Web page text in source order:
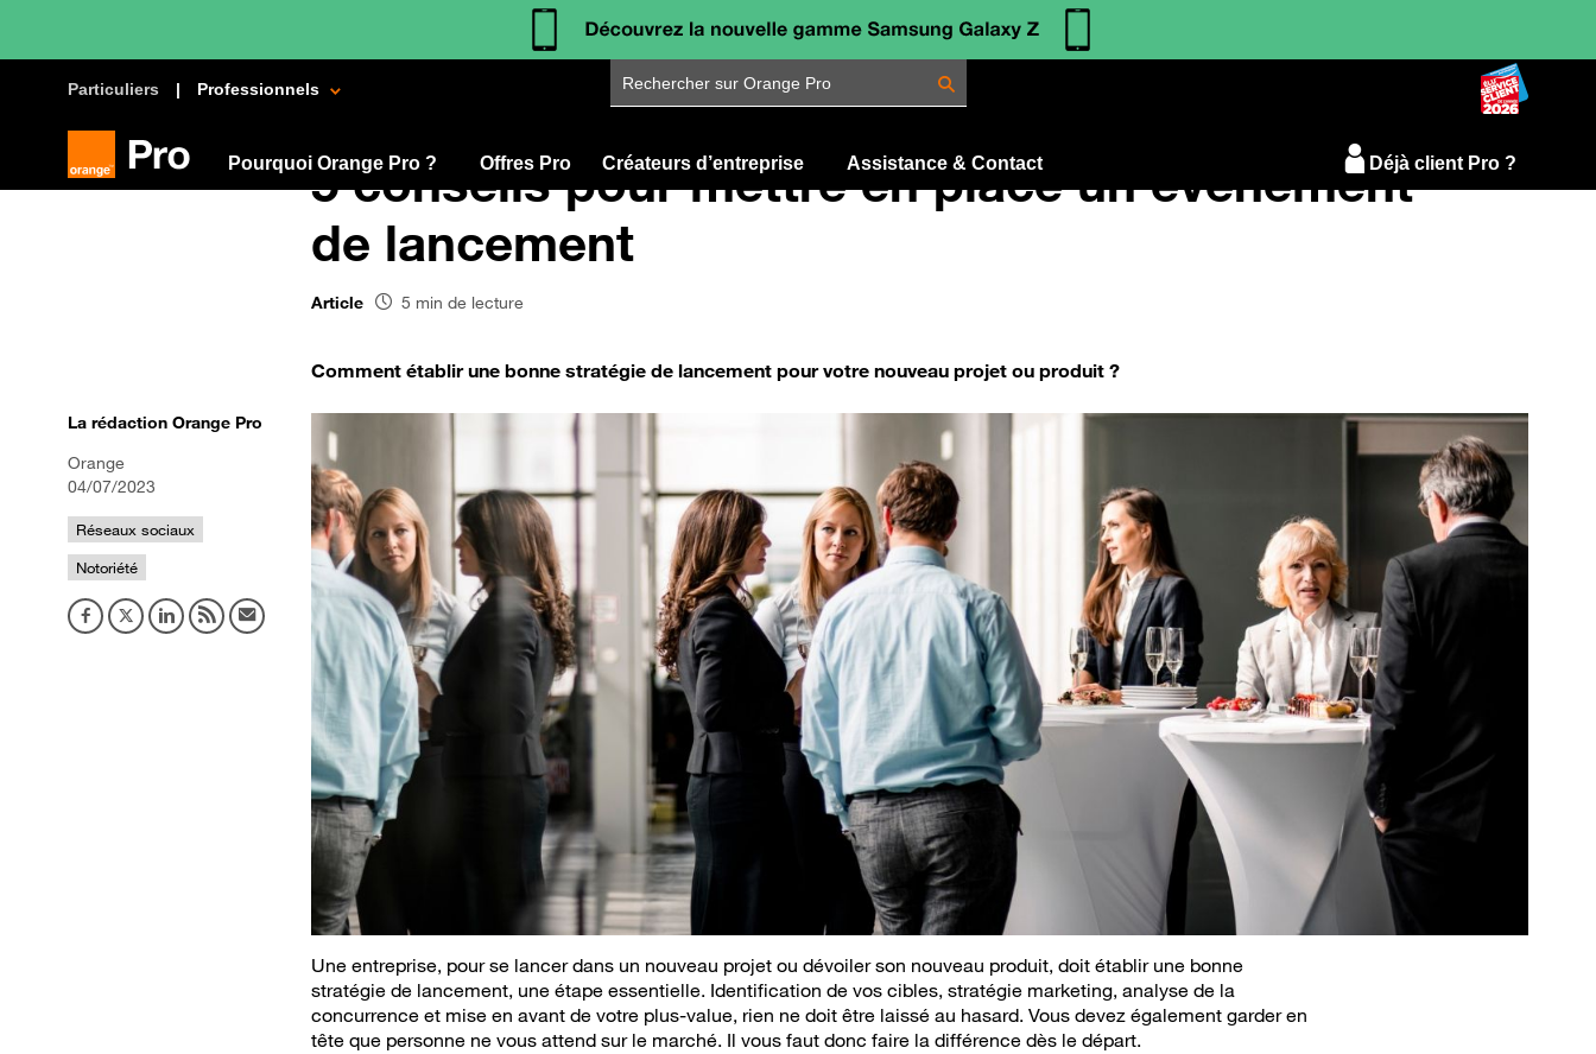
Particuliers Professionnels
Rechercher sur Orange Pro
Pourquoi Orange Pro ? Offres Pro Créateurs d’entreprise Assistance & Contact Déjà client Pro ?
5 conseils pour mettre en place un évènement
de lancement
Article 5 min de lecture
Comment établir une bonne stratégie de lancement pour votre nouveau projet ou produit ?
La rédaction Orange Pro
Orange
04/07/2023
Réseaux sociaux
Notoriété
Une entreprise, pour se lancer dans un nouveau projet ou dévoiler son nouveau produit, doit établir une bonne
stratégie de lancement, une étape essentielle. Identification de vos cibles, stratégie marketing, analyse de la
concurrence et mise en avant de votre plus-value, rien ne doit être laissé au hasard. Vous devez également garder en
tête que personne ne vous attend sur le marché. Il vous faut donc faire la différence dès le départ.